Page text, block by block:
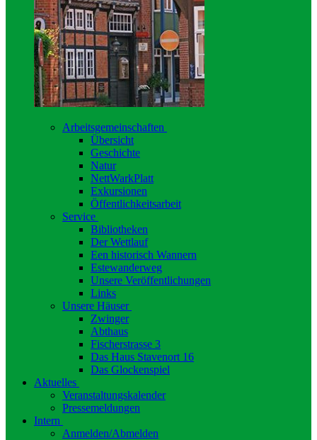
Arbeitsgemeinschaften
Übersicht
Geschichte
Natur
NettWarkPlatt
Exkursionen
Öffentlichkeitsarbeit
Service
Bibliotheken
Der Wettlauf
Een historisch Wannern
Estewanderweg
Unsere Veröffentlichungen
Links
Unsere Häuser
Zwinger
Abthaus
Fischerstrasse 3
Das Haus Stavenort 16
Das Glockenspiel
Aktuelles
Veranstaltungskalender
Pressemeldungen
Intern
Anmelden/Abmelden